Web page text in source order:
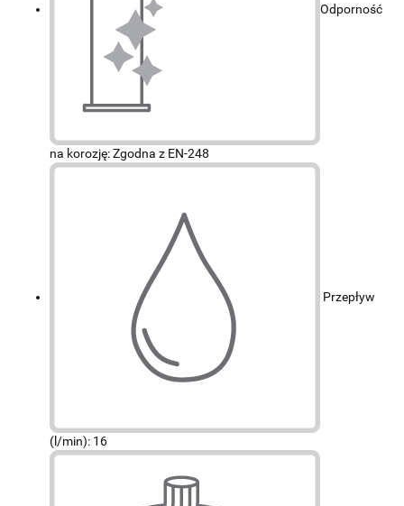
Odporność
na korozję: Zgodna z EN-248
Przepływ
(l/min): 16